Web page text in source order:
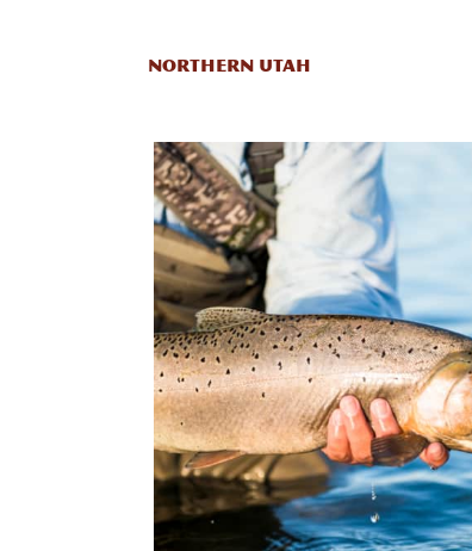
NORTHERN UTAH